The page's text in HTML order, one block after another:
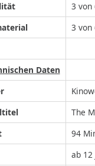
3 von
3 von
Daten
The
94
ab 12